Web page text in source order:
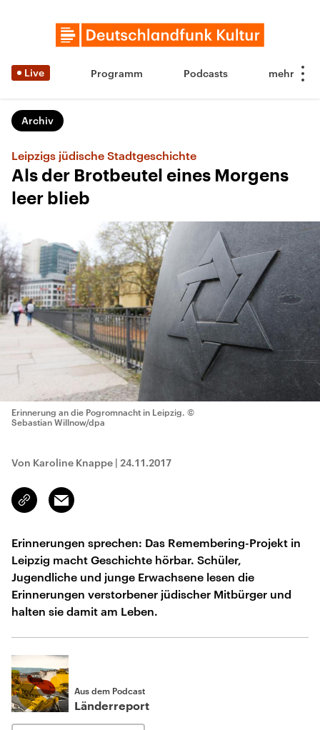
Live Programm Podcasts
Archiv
Leipzigs jüdische Stadtgeschichte
Als der Brotbeutel eines Morgens
leer blieb
Erinnerung an die Pogromnacht in Leipzig. ©
Sebastian Willnow/dpa
Von Karoline Knappe | 24.11.2017
Link
kopieren/teilen
Email
Erinnerungen sprechen: Das Remembering-Projekt in
Leipzig macht Geschichte hörbar. Schüler,
Jugendliche und junge Erwachsene lesen die
Erinnerungen verstorbener jüdischer Mitbürger und
halten sie damit am Leben.
Aus dem Podcast
Länderreport